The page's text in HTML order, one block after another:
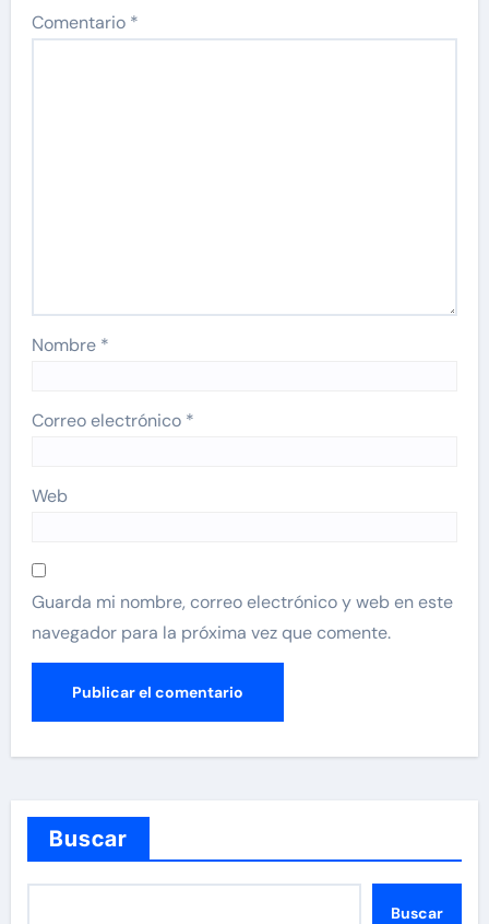
Comentario *
Nombre *
Correo electrónico *
Web
Guarda mi nombre, correo electrónico y web en este
navegador para la próxima vez que comente.
Buscar
Buscar